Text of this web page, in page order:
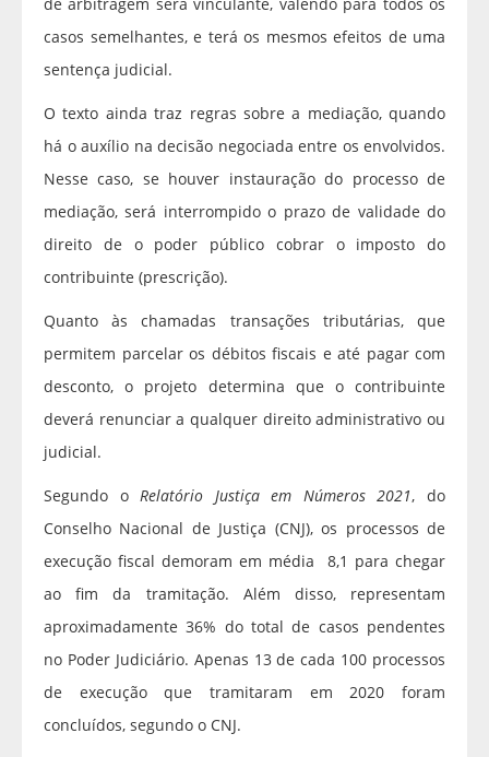
casos semelhantes, e terá os mesmos efeitos de uma
sentença judicial.
O texto ainda traz regras sobre a mediação, quando
há o auxílio na decisão negociada entre os envolvidos.
Nesse caso, se houver instauração do processo de
mediação, será interrompido o prazo de validade do
direito de o poder público cobrar o imposto do
contribuinte (prescrição).
Quanto às chamadas transações tributárias, que
permitem parcelar os débitos fiscais e até pagar com
desconto, o projeto determina que o contribuinte
deverá renunciar a qualquer direito administrativo ou
judicial.
Segundo oRelatório Justiça em Números 2021, do
Conselho Nacional de Justiça (CNJ), os processos de
execução fiscal demoram em média 8,1 para chegar
ao fim da tramitação. Além disso, representam
aproximadamente 36% do total de casos pendentes
no Poder Judiciário. Apenas 13 de cada 100 processos
de execução que tramitaram em 2020 foram
concluídos, segundo o CNJ.